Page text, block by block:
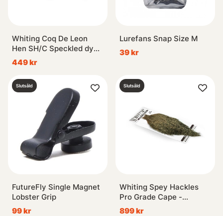
Whiting Coq De Leon
Hen SH/C Speckled dyed
Yellow
449 kr
Lurefans Snap Size M
39 kr
Slutsåld
FutureFly Single Magnet
Lobster Grip
99 kr
Slutsåld
Whiting Spey Hackles
Pro Grade Cape -
GD/Salmon
899 kr